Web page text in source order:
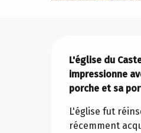
L'église du
impressionne
porche et sa
L'église fut
récemment